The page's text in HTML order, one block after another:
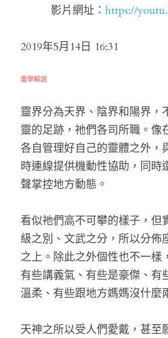
影片網址： https://
2019年5月14日 16:31
靈學解說
靈界分為天界、陰界和陽界，
靈的足跡，祂們各司所職。像
各自管理好自己的靈體之外，
時連線提供機動性協助，同時
聲掌控地方動態。
看似祂們高不可攀的樣子，但
級之別、文武之分，所以分佈
之上。除此之外個性也不一樣
有些講義氣、有些是豪傑、有
溫柔、有些跟地方媽媽沒什麼
天神之所以受人們愛戴，甚至